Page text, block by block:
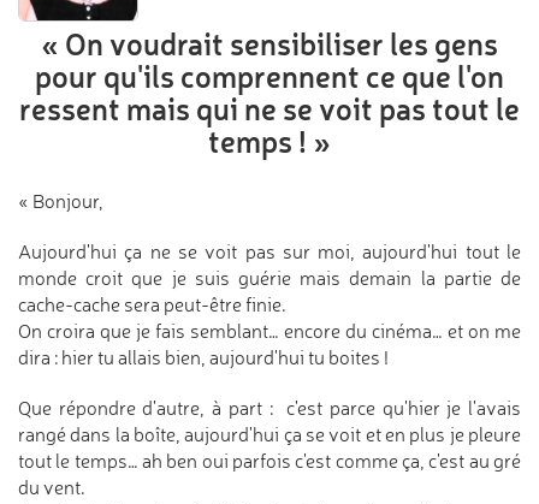
« On voudrait sensibiliser les gens
pour qu'ils comprennent ce que l'on
ressent mais qui ne se voit pas tout le
temps ! »
« Bonjour,
Aujourd'hui ça ne se voit pas sur moi, aujourd'hui tout le
monde croit que je suis guérie mais demain la partie de
cache-cache sera peut-être finie.
On croira que je fais semblant… encore du cinéma… et on me
dira : hier tu allais bien, aujourd'hui tu boites !
Que répondre d'autre, à part : c'est parce qu'hier je l'avais
rangé dans la boîte, aujourd'hui ça se voit et en plus je pleure
tout le temps… ah ben oui parfois c'est comme ça, c'est au gré
du vent.